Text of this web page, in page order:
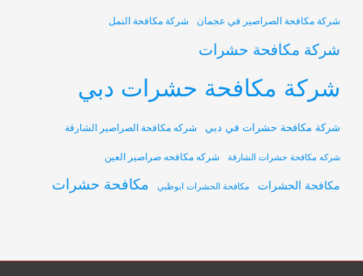
شركة مكافحة الصراصير في عجمان شركة مكافحة النمل
شركة مكافحة حشرات
شركة مكافحة حشرات دبي
شركة مكافحة حشرات في دبي شركه مكافحة الصراصير الشارقة
شركه مكافحة حشرات الشارقة شركه مكافحه صراصير العين
مكافحة الحشرات مكافحة الحشرات ابوظبي مكافحة حشرات